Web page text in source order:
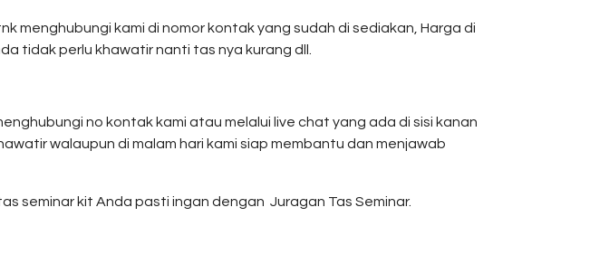
menghubungi kami di nomor kontak yang sudah di sediakan, Harga di
tidak perlu khawatir nanti tas nya kurang dll.
no kontak kami atau melalui live chat yang ada di sisi kanan
walaupun di malam hari kami siap membantu dan menjawab
seminar kit Anda pasti ingan dengan Juragan Tas Seminar.